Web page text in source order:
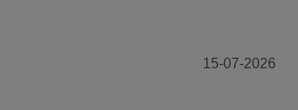
15-07-2026